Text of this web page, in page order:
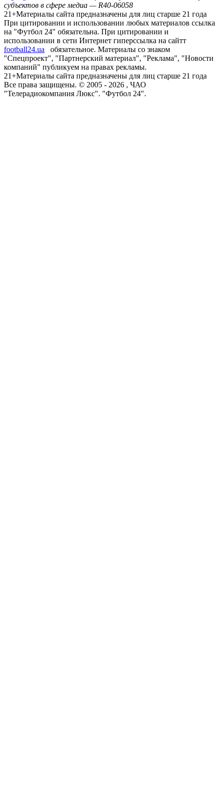
субъектов в сфере медиа — R40-06058
21+Материалы сайта предназначены для лиц старше 21 года
При цитировании и использовании любых материалов ссылка
на "Футбол 24" обязательна. При цитировании и
использовании в сети Интернет гиперссылка на сайтт
football24.ua
обязательное. Материалы со знаком
"Спецпроект", "Партнерский материал", "Реклама", "Новости
компаний" публикуем на правах рекламы.
21+Материалы сайта предназначены для лиц старше 21 года
Все права защищены. © 2005 - 2026 , ЧАО
"Телерадиокомпания Люкс". "Футбол 24".